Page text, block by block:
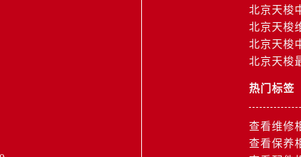
北京天梭
北京天梭
北京天梭
北京天梭
热门标签
查看维修
查看保养